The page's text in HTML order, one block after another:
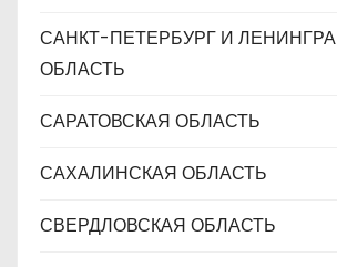
САНКТ-ПЕТЕРБУРГ И
ОБЛАСТЬ
САРАТОВСКАЯ ОБЛАСТЬ
САХАЛИНСКАЯ ОБЛАСТЬ
СВЕРДЛОВСКАЯ ОБЛАСТЬ